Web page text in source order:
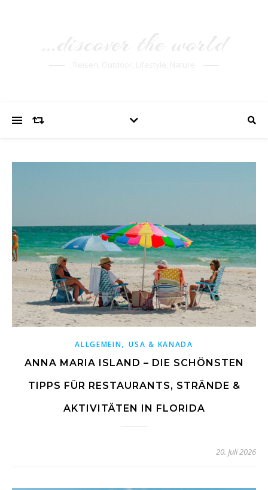
ALLGEMEIN,USA & KANADA
ANNA MARIA ISLAND – DIE SCHÖNSTEN
TIPPS FÜR RESTAURANTS, STRÄNDE &
AKTIVITÄTEN IN FLORIDA
20. Juli 2026